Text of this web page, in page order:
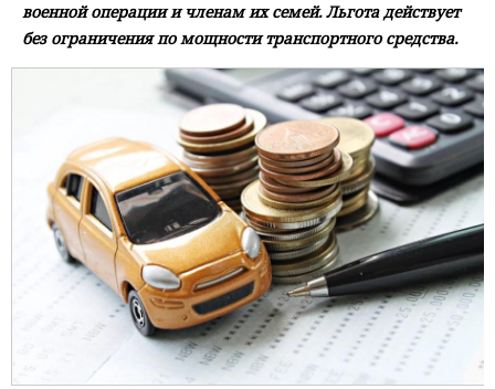
военной операции и членам их семей. Льгота действует
без ограничения по мощности транспортного средства.